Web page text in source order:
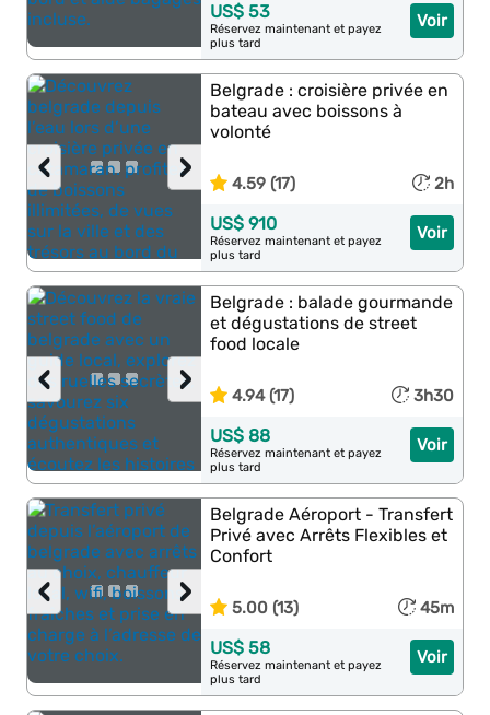
Voir
US$ 53
Réservez maintenant et payez
plus tard
›
‹
Belgrade : croisière privée en
bateau avec boissons à
volonté
4.59 (17) 2h
Voir
US$ 910
Réservez maintenant et payez
plus tard
›
‹
Belgrade : balade gourmande
et dégustations de street
food locale
4.94 (17) 3h30
Voir
US$ 88
Réservez maintenant et payez
plus tard
›
‹
Belgrade Aéroport - Transfert
Privé avec Arrêts Flexibles et
Confort
5.00 (13) 45m
Voir
US$ 58
Réservez maintenant et payez
plus tard